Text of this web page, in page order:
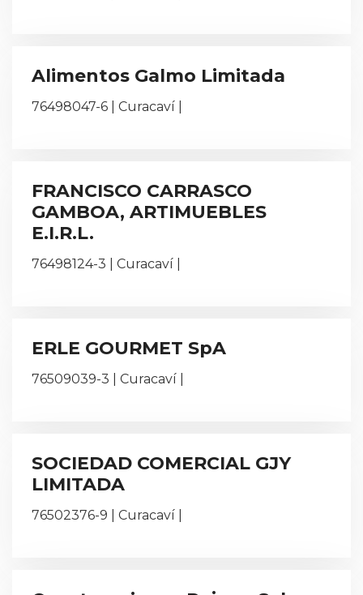
Alimentos Galmo Limitada
76498047-6 | Curacaví |
FRANCISCO CARRASCO
GAMBOA, ARTIMUEBLES
E.I.R.L.
76498124-3 | Curacaví |
ERLE GOURMET SpA
76509039-3 | Curacaví |
SOCIEDAD COMERCIAL GJY
LIMITADA
76502376-9 | Curacaví |